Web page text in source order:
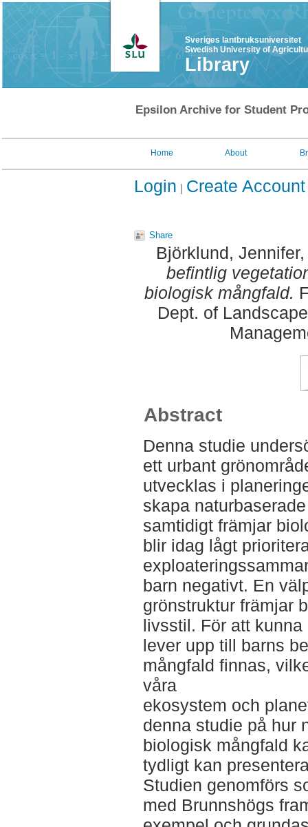
Sveriges lantbruksuniversitet
Swedish University of
Library
Epsilon Archive for Student
Home About
Login Create Account
Share
Björklund, Jennifer,
befintlig
biologisk mångfald.
Dept. of
Abstract
Denna studie
ett urbant
utvecklas i
skapa
samtidigt främjar
blir idag lågt
barn negativt. En
grönstruktur främjar
livsstil. För att
lever upp till barns
mångfald finnas,
våra
ekosystem och
denna studie på hur
biologisk mångfald
tydligt kan
Studien genomförs
med Brunnshögs